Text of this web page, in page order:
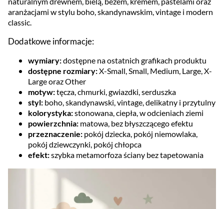
aranżacjami w stylu boho, skandynawskim, vintage i modern
classic.
Dodatkowe informacje:
wymiary:dostępne na ostatnich grafikach produktu
dostępne rozmiary:X-Small, Small, Medium, Large, X-
Large oraz Other
motyw:tęcza, chmurki, gwiazdki, serduszka
styl: boho, skandynawski, vintage, delikatny i przytulny
kolorystyka:stonowana, ciepła, w odcieniach ziemi
powierzchnia: matowa, bez błyszczącego efektu
przeznaczenie: pokój dziecka, pokój niemowlaka,
pokój dziewczynki, pokój chłopca
efekt:szybka metamorfoza ściany bez tapetowania